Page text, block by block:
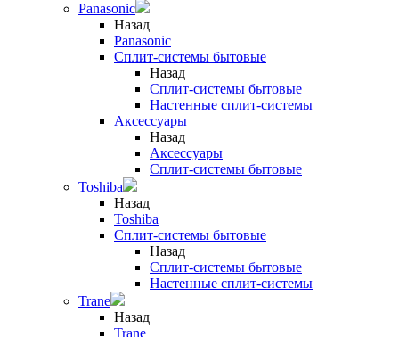
Panasonic
Назад
Panasonic
Сплит-системы бытовые
Назад
Сплит-системы бытовые
Настенные сплит-системы
Аксессуары
Назад
Аксессуары
Сплит-системы бытовые
Toshiba
Назад
Toshiba
Сплит-системы бытовые
Назад
Сплит-системы бытовые
Настенные сплит-системы
Trane
Назад
Trane